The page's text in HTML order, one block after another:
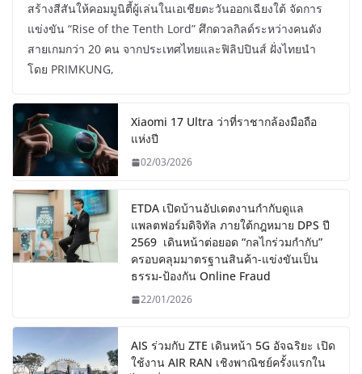
สร้างสีสันให้คอมมูนิตี้ผู้เล่นในเอเชียตะวันออกเฉียงใต้ จัดการ
แข่งขัน “Rise of the Tenth Lord” ศึกดวลกิลด์ระหว่างคนดัง
สายเกมกว่า 20 คน จากประเทศไทยและฟิลิปปินส์ ฝั่งไทยนำ
โดย PRIMKUNG,
Xiaomi 17 Ultra ว่าที่ราชากล้องมือถือ
แห่งปี
02/03/2026
ETDA เปิดบ้านอัปเดตงานกำกับดูแล
แพลตฟอร์มดิจิทัล ภายใต้กฎหมาย DPS ปี
2569 เดินหน้าต่อยอด “กลไกร่วมกำกับ”
ครอบคลุมมาตรฐานสินค้า-แข่งขันเป็น
ธรรม-ป้องกัน Online Fraud
22/01/2026
AIS ร่วมกับ ZTE เดินหน้า 5G อัจฉริยะ เปิด
ใช้งาน AIR RAN เชิงพาณิชย์ครั้งแรกใน